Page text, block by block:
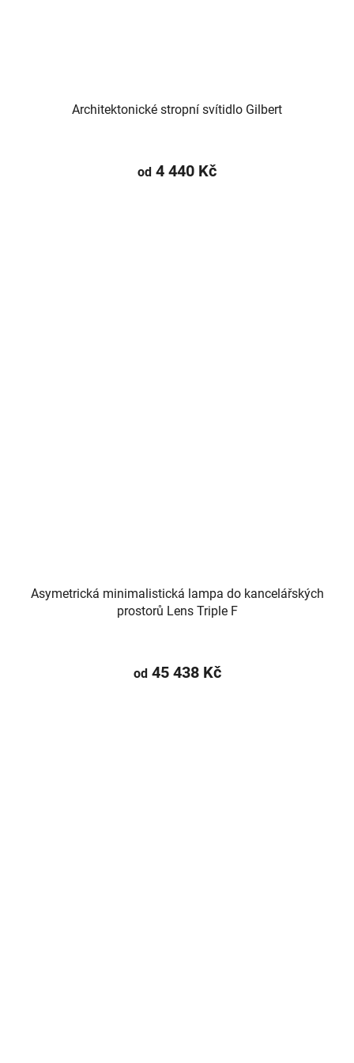
Architektonické stropní svítidlo Gilbert
od 4 440 Kč
Asymetrická minimalistická lampa do kancelářských
prostorů Lens Triple F
od45 438 Kč